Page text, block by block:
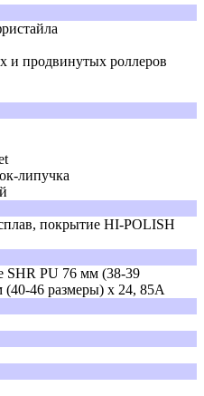
и продвинутых роллеров
липучка
покрытие HI-POLISH
SHR PU 76 мм (38-39
46 размеры) x 24, 85A